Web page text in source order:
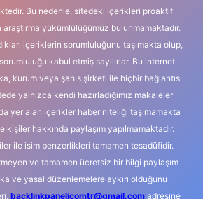
Bu nedenle, sitedeki içerikleri proaktif
yükümlülüğümüz bulunmamaktadır.
içeriklerin sorumluluğunu taşımakta olup,
kabul etmiş sayılırlar. Bu internet
kurum veya şahıs şirketi ile hiçbir bağlantısı
yalnızca kendi hazırladığımız makaleler
yer alan içerikler haber niteliği taşımamakta
hakkında paylaşım yapılmamaktadır.
ile isim benzerlikleri tamamen tesadüfidir.
ve tamamen ücretsiz bir bilgi paylaşım
ve yasal düzenlemelere aykırı olduğunu
backlinkpanelicomtr@gmail.comadresine